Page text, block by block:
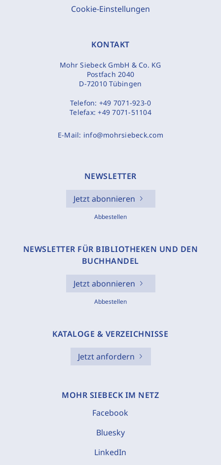
Cookie-Einstellungen
KONTAKT
Mohr Siebeck GmbH & Co. KG
Postfach 2040
D-72010 Tübingen
Telefon: +49 7071-923-0
Telefax:+49 7071-51104
E-Mail: info@mohrsiebeck.com
NEWSLETTER
Jetzt abonnieren
Abbestellen
NEWSLETTER FÜR BIBLIOTHEKEN UND DEN
BUCHHANDEL
Jetzt abonnieren
Abbestellen
KATALOGE & VERZEICHNISSE
Jetzt anfordern
MOHR SIEBECK IM NETZ
Facebook
Bluesky
LinkedIn